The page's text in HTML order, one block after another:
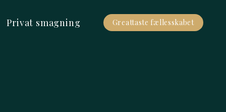
Privat smagning Greattaste fællesskabet